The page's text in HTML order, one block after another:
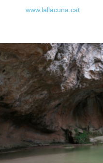
www.lallacuna.cat